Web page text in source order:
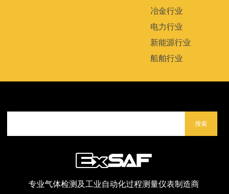
专业气体检测及工业自动化过程测量仪表制造商
搜索
冶金行业
电力行业
新能源行业
船舶行业